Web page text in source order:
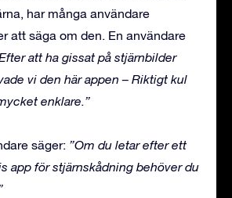
har många användare
att säga om den. En användare
att ha gissat på stjärnbilder
vi den här appen – Riktigt kul
enklare.”
säger: ”Om du letar efter ett
app för stjärnskådning behöver du